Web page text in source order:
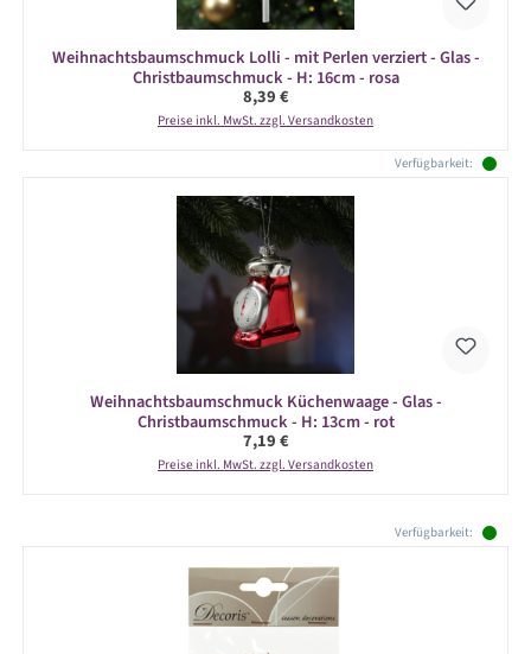
Weihnachtsbaumschmuck Lolli - mit Perlen verziert - Glas -
Christbaumschmuck - H: 16cm - rosa
Regulärer Preis:
8,39 €
Preise inkl. MwSt. zzgl. Versandkosten
Verfügbarkeit:
Weihnachtsbaumschmuck Küchenwaage - Glas -
Christbaumschmuck - H: 13cm - rot
Regulärer Preis:
7,19 €
Preise inkl. MwSt. zzgl. Versandkosten
Verfügbarkeit: